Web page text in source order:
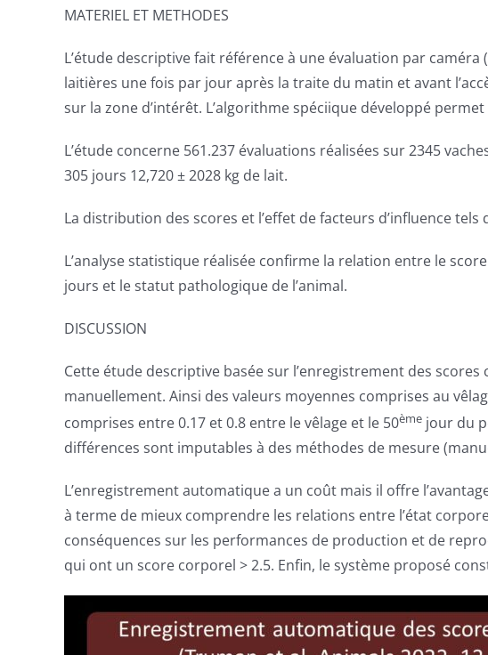
MATERIEL ET METHODES
L’étude descriptive fait référence à une évaluation par
laitières une fois par jour après la traite du matin et avant
sur la zone d’intérêt. L’algorithme spéciique développé
L’étude concerne 561.237 évaluations réalisées sur 2345
305 jours 12,720 ± 2028 kg de lait.
La distribution des scores et l’effet de facteurs d’influence
L’analyse statistique réalisée confirme la relation entre le
jours et le statut pathologique de l’animal.
DISCUSSION
Cette étude descriptive basée sur l’enregistrement des
manuellement. Ainsi des valeurs moyennes comprises au
comprises entre 0.17 et 0.8 entre le vêlage et le 50èmejour du
différences sont imputables à des méthodes de mesure
L’enregistrement automatique a un coût mais il offre
à terme de mieux comprendre les relations entre l’état
conséquences sur les performances de production et de
qui ont un score corporel > 2.5. Enfin, le système proposé